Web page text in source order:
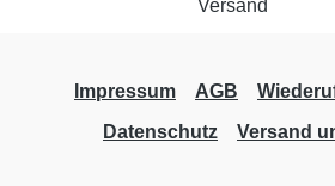
Impressum AGB
Datenschutz
Versand